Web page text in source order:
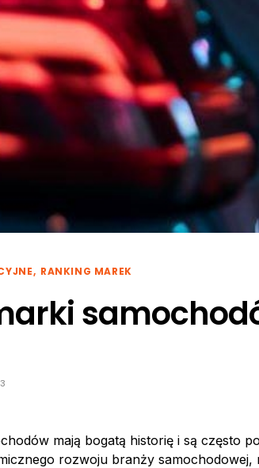
RANKING MAREK
mają bogatą historię i są często
rozwoju branży